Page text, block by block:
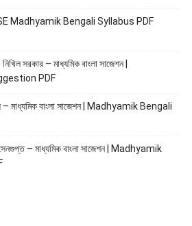
Madhyamik Bengali Syllabus PDF
সরকার – মাধ্যমিক বাংলা সাজেশন |
PDF
– মাধ্যমিক বাংলা সাজেশন | Madhyamik Bengali
সেনগুপ্ত – মাধ্যমিক বাংলা সাজেশন | Madhyamik